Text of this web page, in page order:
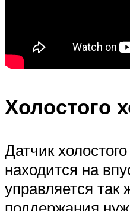
Холостого
Датчик
находится на
управляется